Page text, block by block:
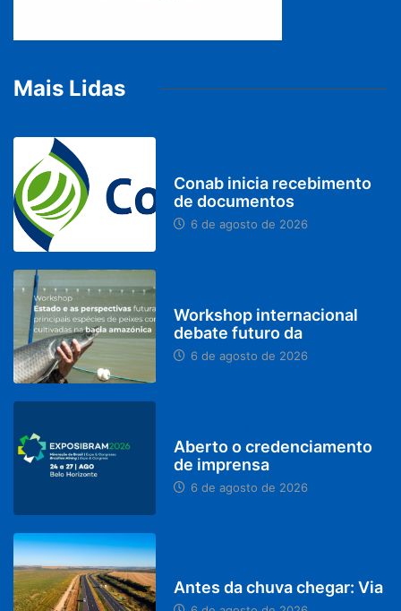
Mais Lidas
Conab inicia recebimento
de documentos
6 de agosto de 2026
Workshop internacional
debate futuro da
6 de agosto de 2026
Aberto o credenciamento
de imprensa
6 de agosto de 2026
Antes da chuva chegar: Via